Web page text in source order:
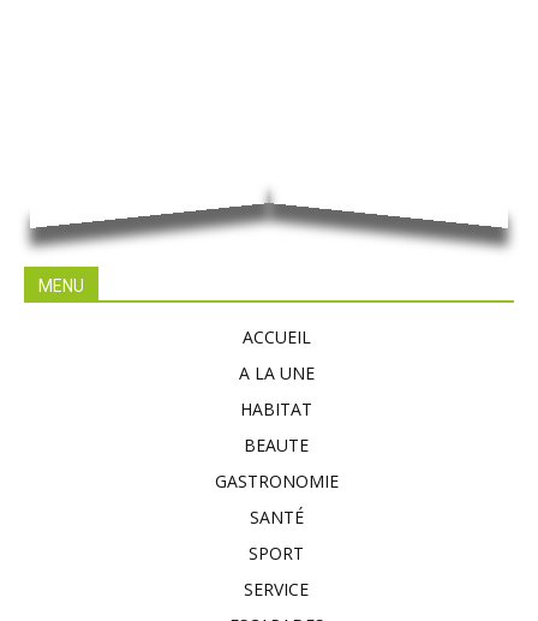
MENU
ACCUEIL
A LA UNE
HABITAT
BEAUTE
GASTRONOMIE
SANTÉ
SPORT
SERVICE